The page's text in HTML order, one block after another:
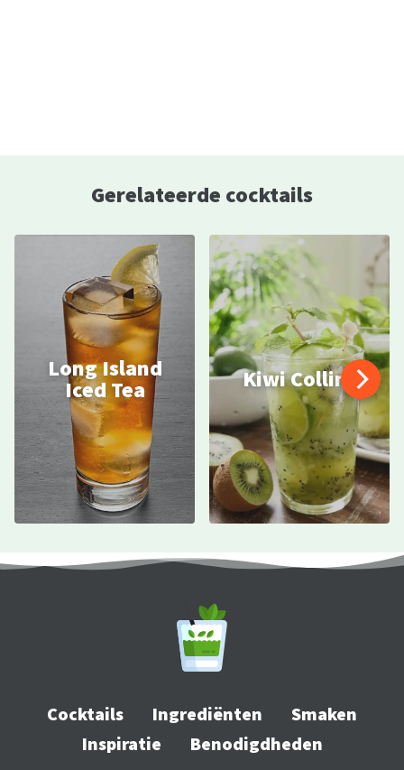
Gerelateerde cocktails
Long Island
Iced Tea Kiwi Collins
Cocktails Ingrediënten
Smaken
Inspiratie
Benodigdheden